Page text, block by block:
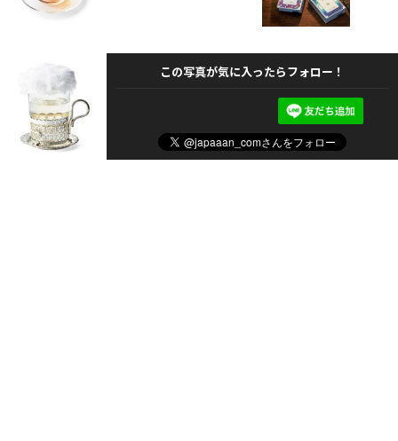
この写真が気に入ったらフォロー！